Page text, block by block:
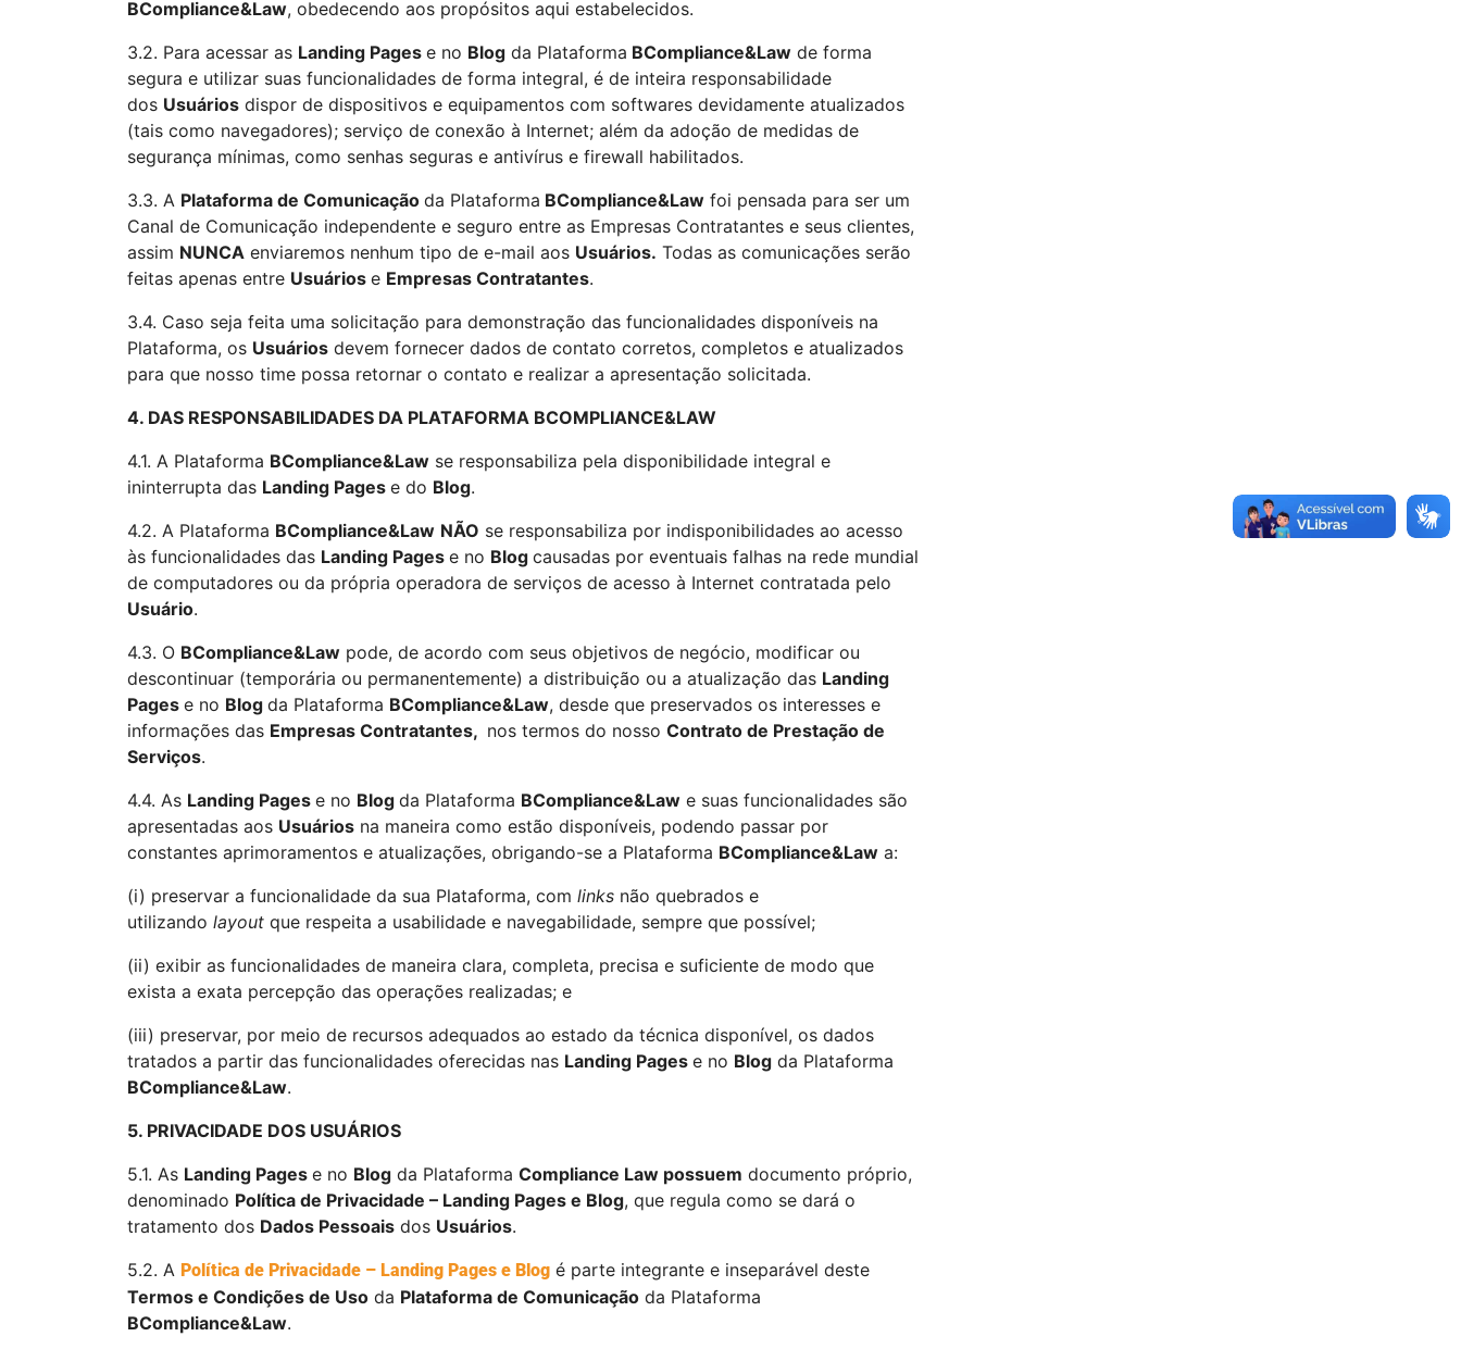
BCompliance&Law, obedecendo aos propósitos aqui estabelecidos.
3.2. Para acessar as Landing Pages e no Blog da Plataforma BCompliance&Law de forma
segura e utilizar suas funcionalidades de forma integral, é de inteira responsabilidade
dos Usuários dispor de dispositivos e equipamentos com softwares devidamente atualizados
(tais como navegadores); serviço de conexão à Internet; além da adoção de medidas de
segurança mínimas, como senhas seguras e antivírus e firewall habilitados.
3.3. A Plataforma de Comunicação da Plataforma BCompliance&Law foi pensada para ser um
Canal de Comunicação independente e seguro entre as Empresas Contratantes e seus clientes,
assim NUNCA enviaremos nenhum tipo de e-mail aos Usuários. Todas as comunicações serão
feitas apenas entre Usuários e Empresas Contratantes.
3.4. Caso seja feita uma solicitação para demonstração das funcionalidades disponíveis na
Plataforma, os Usuários devem fornecer dados de contato corretos, completos e atualizados
para que nosso time possa retornar o contato e realizar a apresentação solicitada.
4. DAS RESPONSABILIDADES DA PLATAFORMA BCOMPLIANCE&LAW
4.1. A Plataforma BCompliance&Law se responsabiliza pela disponibilidade integral e
ininterrupta das Landing Pages e do Blog.
4.2. A Plataforma BCompliance&Law NÃO se responsabiliza por indisponibilidades ao acesso
às funcionalidades das Landing Pages e no Blog causadas por eventuais falhas na rede mundial
de computadores ou da própria operadora de serviços de acesso à Internet contratada pelo
Usuário.
4.3. O BCompliance&Law pode, de acordo com seus objetivos de negócio, modificar ou
descontinuar (temporária ou permanentemente) a distribuição ou a atualização das Landing
Pages e no Blog da Plataforma BCompliance&Law, desde que preservados os interesses e
informações das Empresas Contratantes, nos termos do nosso Contrato de Prestação de
Serviços.
4.4. As Landing Pages e no Blog da Plataforma BCompliance&Law e suas funcionalidades são
apresentadas aos Usuários na maneira como estão disponíveis, podendo passar por
constantes aprimoramentos e atualizações, obrigando-se a Plataforma BCompliance&Law a:
(i) preservar a funcionalidade da sua Plataforma, com links não quebrados e
utilizando layout que respeita a usabilidade e navegabilidade, sempre que possível;
(ii) exibir as funcionalidades de maneira clara, completa, precisa e suficiente de modo que
exista a exata percepção das operações realizadas; e
(iii) preservar, por meio de recursos adequados ao estado da técnica disponível, os dados
tratados a partir das funcionalidades oferecidas nas Landing Pages e no Blog da Plataforma
BCompliance&Law.
5. PRIVACIDADE DOS USUÁRIOS
5.1. As Landing Pages e no Blog da Plataforma Compliance Law possuem documento próprio,
denominado Política de Privacidade – Landing Pages e Blog, que regula como se dará o
tratamento dos Dados Pessoais dos Usuários.
5.2. A Política de Privacidade – Landing Pages e Blog é parte integrante e inseparável deste
Termos e Condições de Uso da Plataforma de Comunicação da Plataforma
BCompliance&Law.